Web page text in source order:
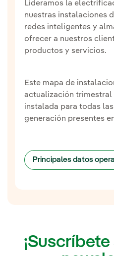
Lideramos la
nuestras instalaciones
redes inteligentes y
ofrecer a nuestros
productos y servicios.
Este mapa de
actualización trimestral
instalada para todas
generación presentes
Principales datos